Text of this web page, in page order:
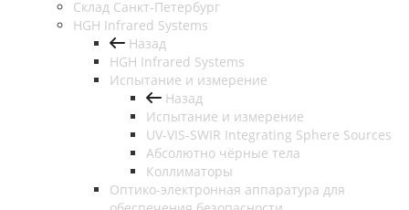
Cклад Санкт-Петербург
HGH Infrared Systems
Назад
HGH Infrared Systems
Испытание и измерение
Назад
Испытание и измерение
UV-VIS-SWIR Integrating Sphere Sources
Абсолютно чёрные тела
Коллиматоры
Оптико-электронная аппаратура для